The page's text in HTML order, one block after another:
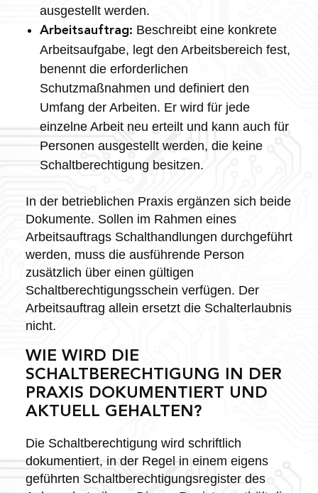
ausgestellt werden.
Arbeitsauftrag: Beschreibt eine konkrete
Arbeitsaufgabe, legt den Arbeitsbereich fest,
benennt die erforderlichen
Schutzmaßnahmen und definiert den
Umfang der Arbeiten. Er wird für jede
einzelne Arbeit neu erteilt und kann auch für
Personen ausgestellt werden, die keine
Schaltberechtigung besitzen.
In der betrieblichen Praxis ergänzen sich beide
Dokumente. Sollen im Rahmen eines
Arbeitsauftrags Schalthandlungen durchgeführt
werden, muss die ausführende Person
zusätzlich über einen gültigen
Schaltberechtigungsschein verfügen. Der
Arbeitsauftrag allein ersetzt die Schalterlaubnis
nicht.
WIE WIRD DIE
SCHALTBERECHTIGUNG IN DER
PRAXIS DOKUMENTIERT UND
AKTUELL GEHALTEN?
Die Schaltberechtigung wird schriftlich
dokumentiert, in der Regel in einem eigens
geführten Schaltberechtigungsregister des